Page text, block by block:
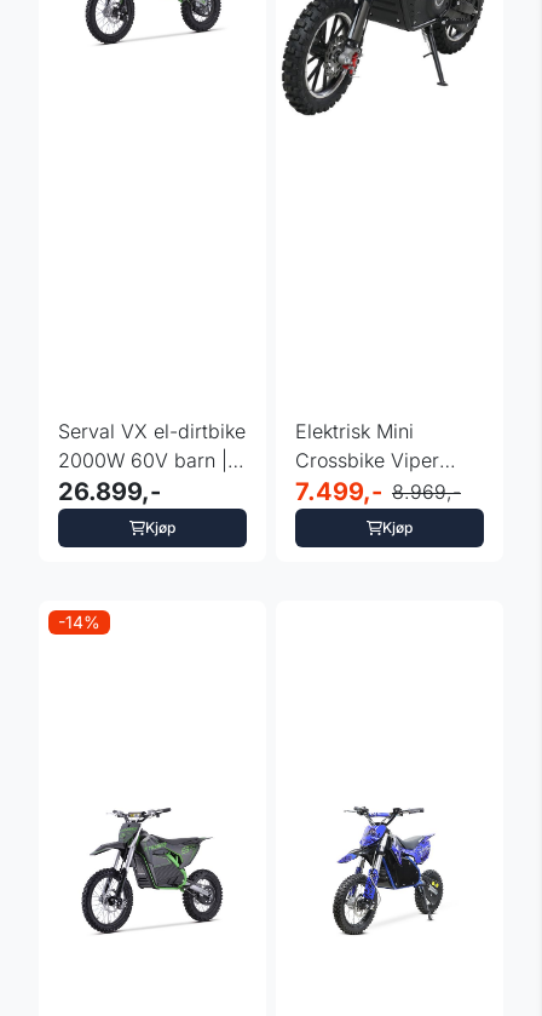
Serval VX el-dirtbike
2000W 60V barn |
Nitro | Li-ion
26.899,-
Kjøp
Elektrisk Mini
Crossbike Viper
1000 Watt Sort
7.499,- 8.969,-
Kjøp
-14%